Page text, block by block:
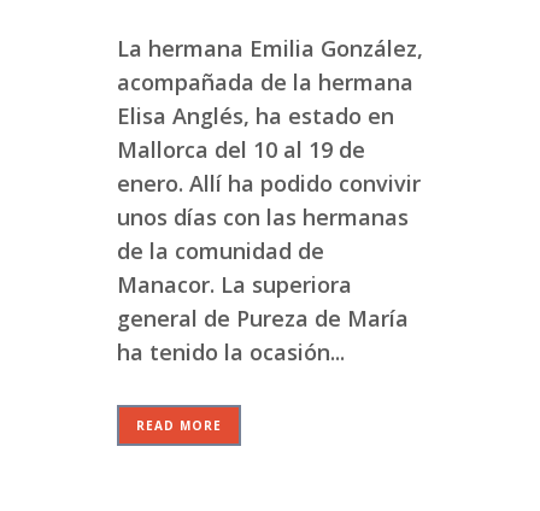
La hermana Emilia González,
acompañada de la hermana
Elisa Anglés, ha estado en
Mallorca del 10 al 19 de
enero. Allí ha podido convivir
unos días con las hermanas
de la comunidad de
Manacor. La superiora
general de Pureza de María
ha tenido la ocasión...
READ MORE